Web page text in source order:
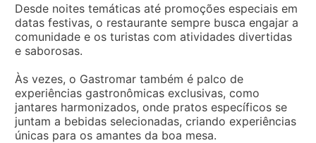
Desde noites temáticas até promoções especiais em
datas festivas, o restaurante sempre busca engajar a
comunidade e os turistas com atividades divertidas
e saborosas.
Às vezes, o Gastromar também é palco de
experiências gastronômicas exclusivas, como
jantares harmonizados, onde pratos específicos se
juntam a bebidas selecionadas, criando experiências
únicas para os amantes da boa mesa.